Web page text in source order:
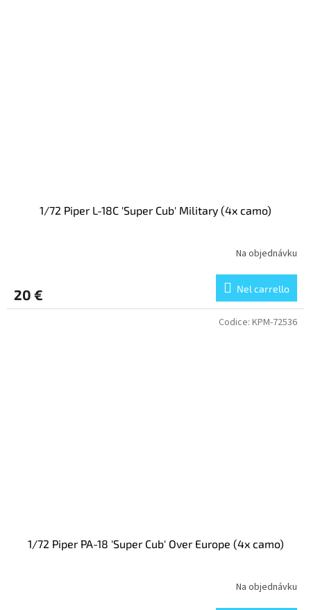
1/72 Piper L-18C 'Super Cub' Military (4x camo)
Na objednávku
20 € Nel carrello
1/72 Piper PA-18 'Super Cub' Over Europe (4x camo)
Na objednávku
Codice: KPM-72536